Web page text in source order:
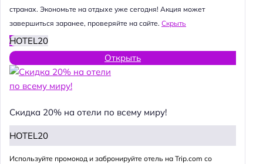
странах. Экономьте на отдыхе уже сегодня! Акция может
завершиться заранее, проверяйте на сайте. Скрыть
HOTEL20
Открыть
Скидка 20% на отели по всему миру!
HOTEL20
Используйте промокод и забронируйте отель на Trip.com со